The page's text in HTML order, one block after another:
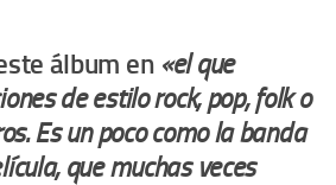
álbum en «el que
de estilo rock, pop, folk o
Es un poco como la banda
que muchas veces